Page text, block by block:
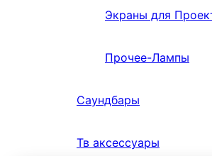
Экраны для
Прочее-Лампы
Саундбары
Тв аксессуары